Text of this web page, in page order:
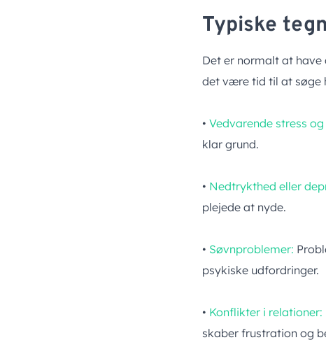
Typiske
Det er normalt at
det være tid til at søge
• Vedvarende stress
klar grund.
• Nedtrykthed eller
plejede at nyde.
• Søvnproblemer:
psykiske udfordringer.
• Konflikter i relationer:
skaber frustration og